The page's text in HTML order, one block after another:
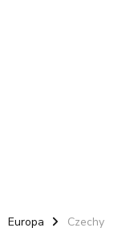
Europa Czechy